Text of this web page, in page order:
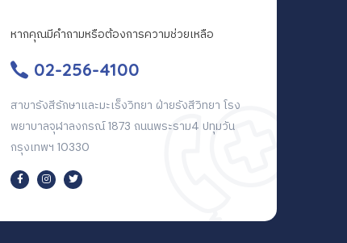
หากคุณมีคำถามหรือต้องการความช่วยเหลือ
02-256-4100
สาขารังสีรักษาและมะเร็งวิทยา ฝ่ายรังสีวิทยา โรง
พยาบาลจุฬาลงกรณ์ 1873 ถนนพระราม4 ปทุมวัน
กรุงเทพฯ 10330